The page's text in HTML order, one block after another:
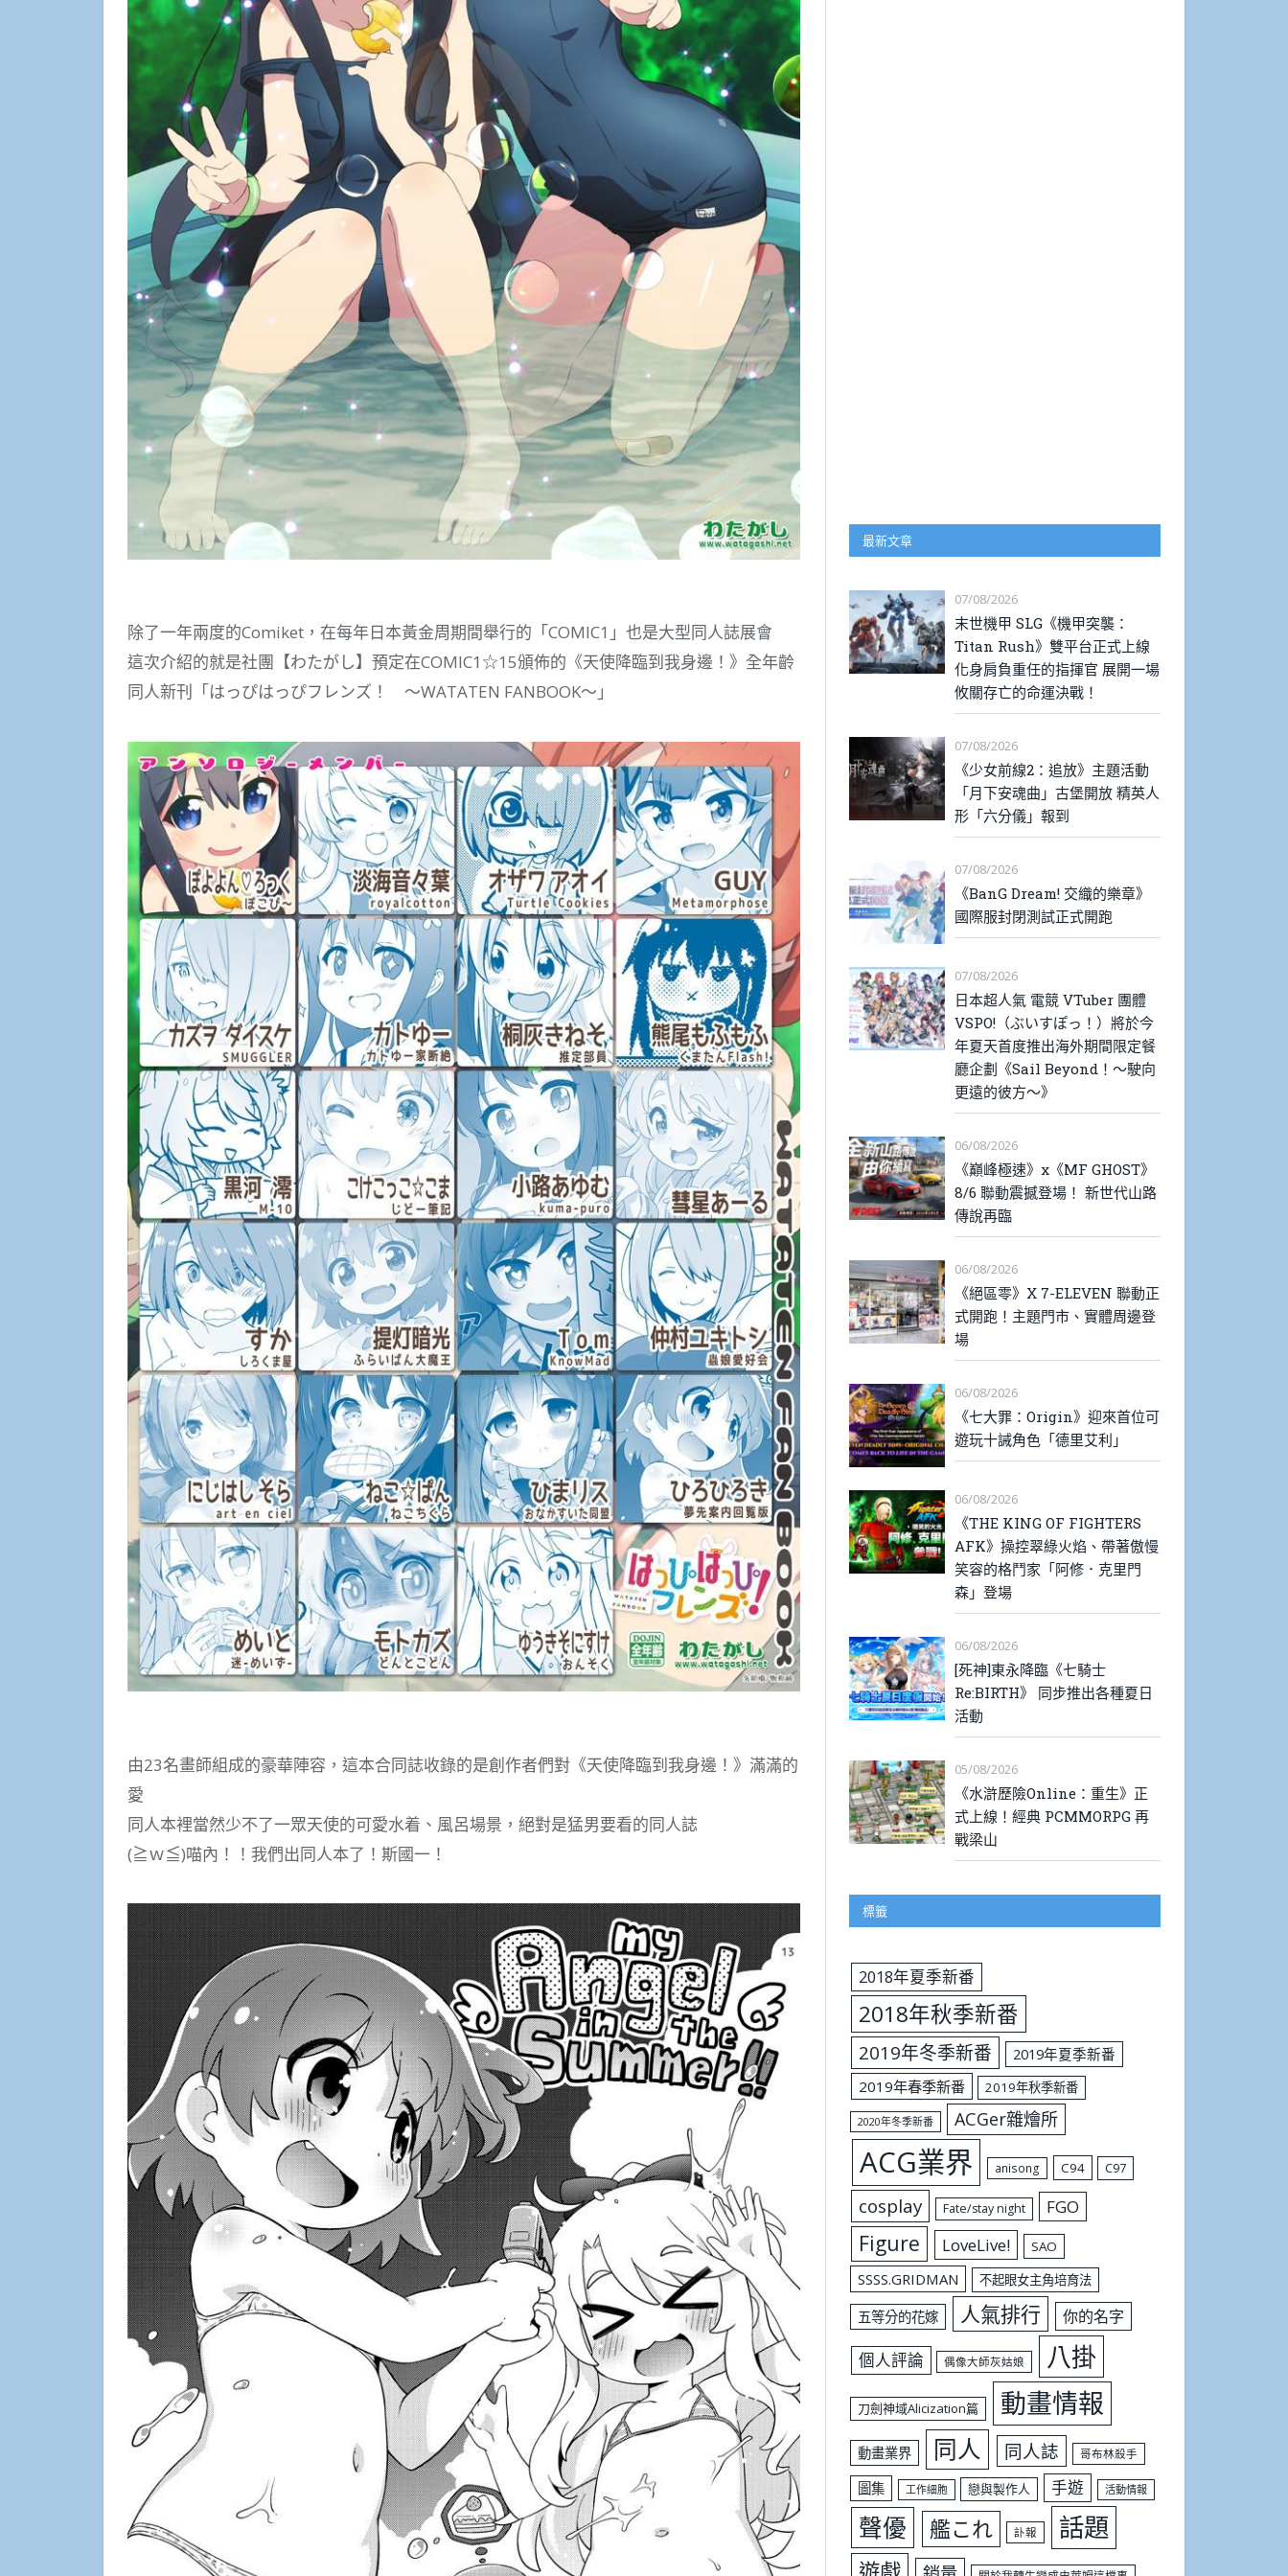
除了一年兩度的Comiket，在每年日本黃金周期間舉行的「COMIC1」也是大型同人誌展會
這次介紹的就是社團【わたがし】預定在COMIC1☆15頒佈的《天使降臨到我身邊！》全年齡
同人新刊「はっぴはっぴフレンズ！ ～WATATEN FANBOOK～」
由23名畫師組成的豪華陣容，這本合同誌收錄的是創作者們對《天使降臨到我身邊！》滿滿的
愛
同人本裡當然少不了一眾天使的可愛水着、風呂場景，絕對是猛男要看的同人誌
(≧ｗ≦)喵內！！我們出同人本了！斯國一！
最新文章
07/08/2026
末世機甲 SLG《機甲突襲：
Titan Rush》雙平台正式上線
化身肩負重任的指揮官 展開一場
攸關存亡的命運決戰！
07/08/2026
《少女前線2：追放》主題活動
「月下安魂曲」古堡開放 精英人
形「六分儀」報到
07/08/2026
《BanG Dream! 交織的樂章》
國際服封閉測試正式開跑
07/08/2026
日本超人氣 電競 VTuber 團體
VSPO!（ぶいすぽっ！）將於今
年夏天首度推出海外期間限定餐
廳企劃《Sail Beyond！～駛向
更遠的彼方～》
06/08/2026
《巔峰極速》x《MF GHOST》
8/6 聯動震撼登場！ 新世代山路
傳說再臨
06/08/2026
《絕區零》X 7-ELEVEN 聯動正
式開跑！主題門市、實體周邊登
場
06/08/2026
《七大罪：Origin》迎來首位可
遊玩十誡角色「德里艾利」
06/08/2026
《THE KING OF FIGHTERS
AFK》操控翠綠火焰、帶著傲慢
笑容的格鬥家「阿修．克里門
森」登場
06/08/2026
[死神]東永降臨《七騎士
Re:BIRTH》 同步推出各種夏日
活動
05/08/2026
《水滸歷險Online：重生》正
式上線！經典 PCMMORPG 再
戰梁山
標籤
2018年夏季新番
2018年秋季新番
2019年冬季新番
2019年夏季新番
2019年春季新番
2019年秋季新番
2020年冬季新番 ACGer雜燴所
ACG業界 anisong C94 C97
cosplay Fate/stay night FGO
Figure LoveLive! SAO
SSSS.GRIDMAN 不起眼女主角培育法
五等分的花嫁 人氣排行 你的名字
個人評論 偶像大師灰姑娘 八掛
刀劍神域Alicization篇 動畫情報
動畫業界 同人 同人誌 哥布林殺手
圖集 工作細胞 戀與製作人 手遊 活動情報
聲優 艦これ 訃報 話題